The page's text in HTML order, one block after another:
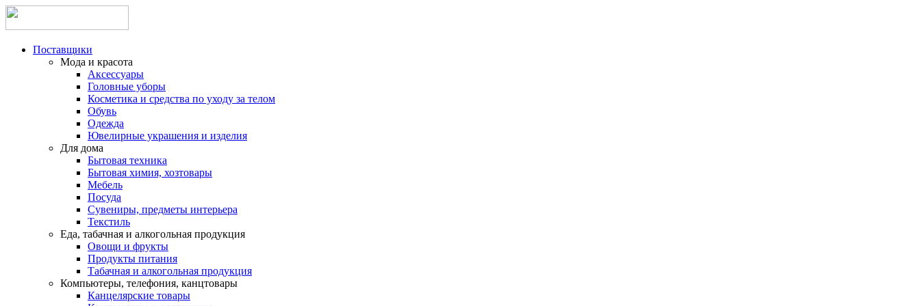
Поставщики
Мода и красота
Аксессуары
Головные уборы
Косметика и средства по уходу за телом
Обувь
Одежда
Ювелирные украшения и изделия
Для дома
Бытовая техника
Бытовая химия, хозтовары
Мебель
Посуда
Сувениры, предметы интерьера
Текстиль
Еда, табачная и алкогольная продукция
Овощи и фрукты
Продукты питания
Табачная и алкогольная продукция
Компьютеры, телефония, канцтовары
Канцелярские товары